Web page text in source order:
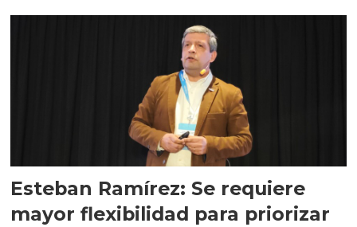
Esteban Ramírez: Se requiere
mayor flexibilidad para priorizar